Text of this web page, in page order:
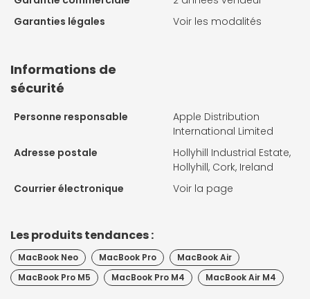
Garanties légales
Voir les modalités
Informations de
sécurité
Personne responsable
Apple Distribution
International Limited
Adresse postale
Hollyhill Industrial Estate,
Hollyhill, Cork, Ireland
Courrier électronique
Voir la page
Les produits tendances :
MacBook Neo MacBook Pro
MacBook Air
MacBook Pro M5
MacBook Pro M4 MacBook Air M4